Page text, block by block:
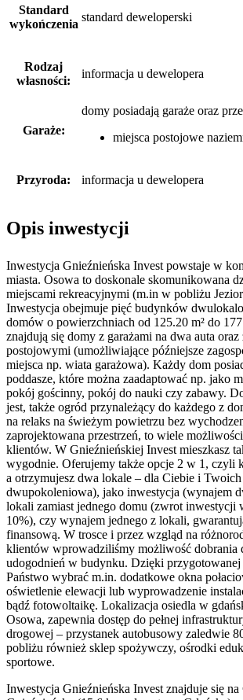
Standard
wykończenia
standard deweloperski
Rodzaj
własności:
informacja u dewelopera
Garaże:
domy posiadają garaże oraz
miejsca postojowe
Przyroda: informacja u dewelopera
Opis inwestycji
Inwestycja Gnieźnieńska Invest powstaje w
miasta. Osowa to doskonale skomunikowana
miejscami rekreacyjnymi (m.in w pobliżu
Inwestycja obejmuje pięć budynków
domów o powierzchniach od 125.20 m² do
znajdują się domy z garażami na dwa auta
postojowymi (umożliwiające późniejsze
miejsca np. wiata garażowa). Każdy dom
poddasze, które można zaadaptować np. jako
pokój gościnny, pokój do nauki czy zabawy.
jest, także ogród przynależący do każdego z
na relaks na świeżym powietrzu bez
zaprojektowana przestrzeń, to wiele
klientów. W Gnieźnieńskiej Invest mieszkasz
wygodnie. Oferujemy także opcje 2 w 1, czyli
a otrzymujesz dwa lokale – dla Ciebie i
dwupokoleniowa), jako inwestycja (wynajem
lokali zamiast jednego domu (zwrot inwestycji
10%), czy wynajem jednego z lokali,
finansową. W trosce i przez wzgląd na
klientów wprowadziliśmy możliwość dobrania
udogodnień w budynku. Dzięki przygotowanej
Państwo wybrać m.in. dodatkowe okna
oświetlenie elewacji lub wyprowadzenie
bądź fotowoltaikę. Lokalizacja osiedla w
Osowa, zapewnia dostęp do pełnej
drogowej – przystanek autobusowy zaledwie
pobliżu również sklep spożywczy, ośrodki
sportowe.
Inwestycja Gnieźnieńska Invest znajduje się